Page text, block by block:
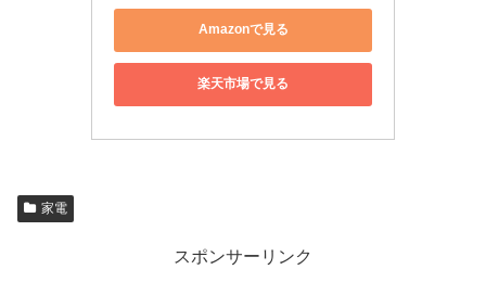
Amazonで見る
楽天市場で見る
家電
スポンサーリンク